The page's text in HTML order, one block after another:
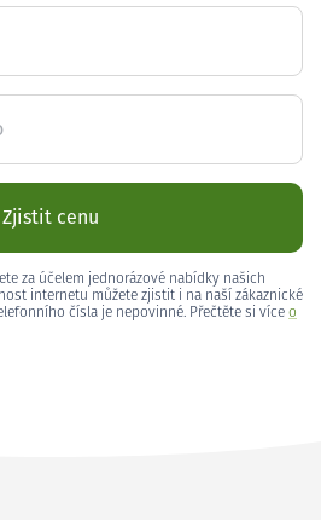
Zjistit cenu
za účelem jednorázové nabídky našich
internetu můžete zjistit i na naší zákaznické
čísla je nepovinné. Přečtěte si více o